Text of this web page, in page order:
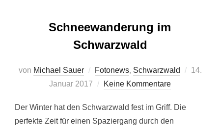
Schneewanderung im
Schwarzwald
von Michael Sauer Fotonews, Schwarzwald
14.
Januar 2017
Keine Kommentare
Der Winter hat den Schwarzwald fest im Griff. Die
perfekte Zeit für einen Spaziergang durch den